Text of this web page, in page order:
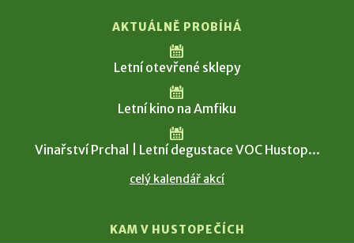
AKTUÁLNĚ PROBÍHÁ
Letní otevřené sklepy
Letní kino na Amfiku
Vinařství Prchal | Letní degustace VOC Hustop...
celý kalendář akcí
KAM V HUSTOPEČÍCH